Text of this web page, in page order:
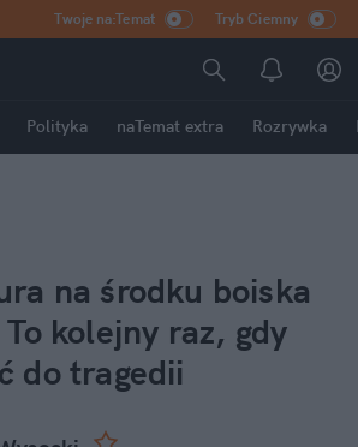
Twoje na:Temat Tryb Ciemny
Polityka naTemat extra Rozrywka
na środku boiska
kolejny raz, gdy
do tragedii